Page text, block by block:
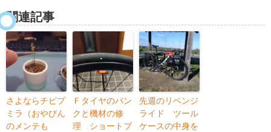
関連記事
さよならチビプ
ミラ（おやびん
のメンテも
Ｆタイヤのパン
クと機材の修
理 ショートブ
先週のリベンジ
ライド ツール
ケースの中身を